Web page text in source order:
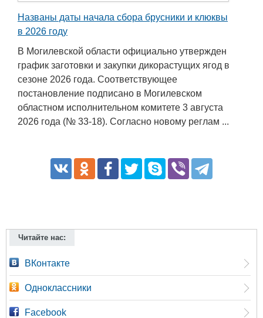
Названы даты начала сбора брусники и клюквы
в 2026 году
В Могилевской области официально утвержден
график заготовки и закупки дикорастущих ягод в
сезоне 2026 года. Соответствующее
постановление подписано в Могилевском
областном исполнительном комитете 3 августа
2026 года (№ 33-18). Согласно новому реглам ...
Читайте нас:
ВКонтакте
Одноклассники
Facebook